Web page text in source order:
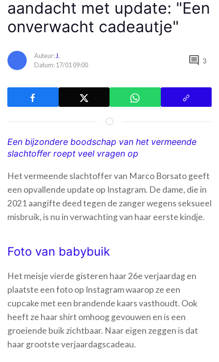
aandacht met update: "Een
onverwacht cadeautje"
Auteur:J.
Datum: 17/01 09:00
comment 3
Een bijzondere boodschap van het vermeende
slachtoffer roept veel vragen op
Het vermeende slachtoffer van Marco Borsato geeft
een opvallende update op Instagram. De dame, die in
2021 aangifte deed tegen de zanger wegens seksueel
misbruik, is nu in verwachting van haar eerste kindje.
Foto van babybuik
Het meisje vierde gisteren haar 26e verjaardag en
plaatste een foto op Instagram waarop ze een
cupcake met een brandende kaars vasthoudt. Ook
heeft ze haar shirt omhoog gevouwen en is een
groeiende buik zichtbaar. Naar eigen zeggen is dat
haar grootste verjaardagscadeau.